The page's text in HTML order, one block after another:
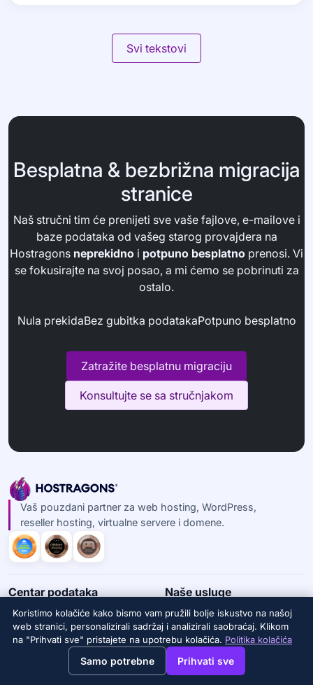
View this page in English? ×
Svi tekstovi
Besplatna & bezbrižna migracija
stranice
Naš stručni tim će prenijeti sve vaše fajlove, e-mailove i
baze podataka od vašeg starog provajdera na
Hostragons neprekidno i potpuno besplatno prenosi. Vi
se fokusirajte na svoj posao, a mi ćemo se pobrinuti za
ostalo.
Nula prekidaBez gubitka podatakaPotpuno besplatno
Zatražite besplatnu migraciju
Konsultujte se sa stručnjakom
Vaš pouzdani partner za web hosting, WordPress,
reseller hosting, virtualne servere i domene.
Centar podataka
Web hosting
Hosting za preprodavače
WordPress hosting
Naše usluge
Organski hit
WHMCS moduli
Optimizacija WordPressa
Optimizacija servera
Koristimo kolačiće kako bismo vam pružili bolje iskustvo na našoj
web stranici, personalizirali sadržaj i analizirali saobraćaj. Klikom
na "Prihvati sve" pristajete na upotrebu kolačića. Politika kolačića
Samo potrebne Prihvati sve